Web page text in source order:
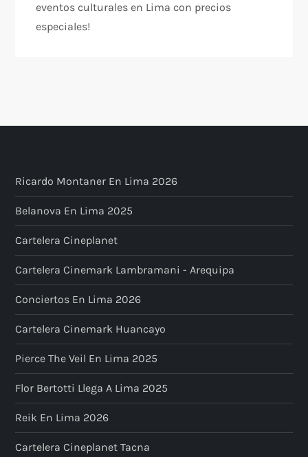
eventos culturales en Lima con precios
especiales!
Ricardo Montaner En Lima 2026
Belanova En Lima 2025
Cartelera Cineplanet
Cartelera Cinemark Lambramani - Arequipa
Conciertos En Lima 2026
Cartelera Cinemark Huancayo
Pierce The Veil En Lima 2025
Flor Bertotti Llega A Lima 2025
Reik En Lima 2026
Cartelera Cineplanet Tacna